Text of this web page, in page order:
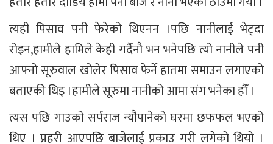
त्यही पिसाव पनी फेरेको थिएनन ।पछि नानीलाई भेट्दा
रोइन,हामीले हामिले केही गर्दैनौ भन भनेपछि त्यो नानीले पनी
आफ्नो सूरुवाल खोलेर पिसाव फेर्ने हातमा समाउन लगाएको
बताएकी थिइ ।हामीले सूरुमा नानीको आमा संग भनेका हौँ ।
त्यस पछि गाउको सर्पराज न्यौपानेको घरमा छफफल भएको
थिए । प्रहरी आएपछि बाजेलाई प्रकाउ गरी लगेको थियो ।